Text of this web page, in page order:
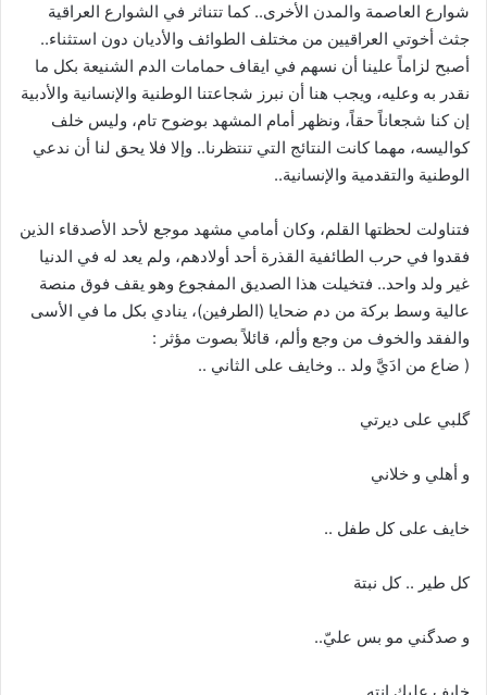
شوارع العاصمة والمدن الأخرى.. كما تتناثر في الشوارع العراقية
جثث أخوتي العراقيين من مختلف الطوائف والأديان دون استثناء..
أصبح لزاماً علينا أن نسهم في ايقاف حمامات الدم الشنيعة بكل ما
نقدر به وعليه، ويجب هنا أن نبرز شجاعتنا الوطنية والإنسانية والأدبية
إن كنا شجعاناً حقاً، ونظهر أمام المشهد بوضوح تام، وليس خلف
كواليسه، مهما كانت النتائج التي تنتظرنا.. وإلا فلا يحق لنا أن ندعي
الوطنية والتقدمية والإنسانية..
فتناولت لحظتها القلم، وكان أمامي مشهد موجع لأحد الأصدقاء الذين
فقدوا في حرب الطائفية القذرة أحد أولادهم، ولم يعد له في الدنيا
غير ولد واحد.. فتخيلت هذا الصديق المفجوع وهو يقف فوق منصة
عالية وسط بركة من دم ضحايا (الطرفين)، ينادي بكل ما في الأسى
والفقد والخوف من وجع وألم، قائلاً بصوت مؤثر :
( ضاع من ادَيَّ ولد .. وخايف على الثاني ..
گلبي على ديرتي
و أهلي و خلاني
خايف على كل طفل ..
كل طير .. كل نبتة
و صدگني مو بس عليّ..